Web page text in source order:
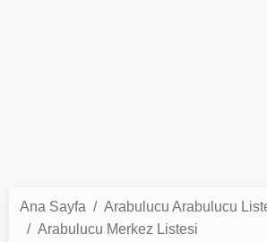
Ana Sayfa
Arabulucu Arabulucu
Arabulucu Merkez Listesi